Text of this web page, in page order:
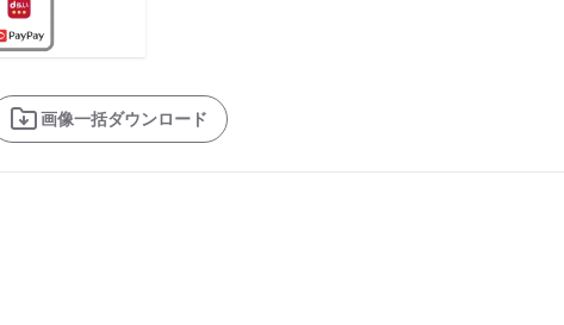
画像一括ダウンロード